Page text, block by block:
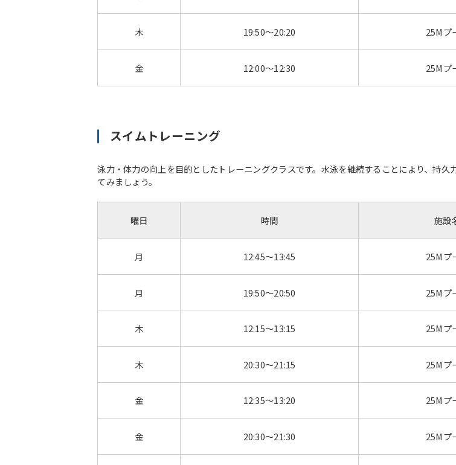
木 19:50～20:20 25Mプ
金 12:00～12:30 25Mプ
スイムトレーニング
泳力・体力の向上を目的としたトレーニングクラスです。水泳を継続することにより、持
てみましょう。
曜日
月
時間
12:45～13:45
施設
25Mプ
月 19:50～20:50 25Mプ
木 12:15～13:15 25Mプ
木 20:30～21:15 25Mプ
金 12:35～13:20 25Mプ
金 20:30～21:30 25Mプ
For